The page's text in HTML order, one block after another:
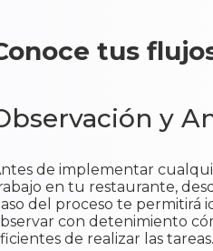
tus
y
de implementar
en tu restaurante,
del proceso te permitirá
con detenimiento
de realizar las tareas.